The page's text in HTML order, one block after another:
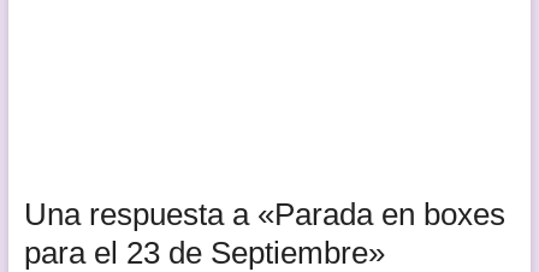
Una respuesta a «Parada en boxes
para el 23 de Septiembre»